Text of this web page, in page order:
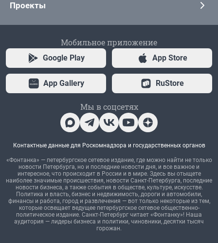
Проекты
Мобильное приложение
Google Play App Store
App Gallery RuStore
Мы в соцсетях
Контактные данные для Роскомнадзора и государственных органов
«Фонтанка» — петербургское сетевое издание, где можно найти не только
новости Петербурга, но и последние новости дня, и все важное и
интересное, что происходит в России и в мире. Здесь вы отыщете
наиболее значимые происшествия, новости Санкт-Петербурга, последние
новости бизнеса, а также события в обществе, культуре, искусстве.
Политика и власть, бизнес и недвижимость, дороги и автомобили,
финансы и работа, город и развлечения — вот только некоторые из тем,
которые освещает ведущее петербургское сетевое общественно-
политическое издание. Санкт-Петербург читает «Фонтанку»! Наша
аудитория — лидеры бизнеса и политики, чиновники, десятки тысяч
горожан.